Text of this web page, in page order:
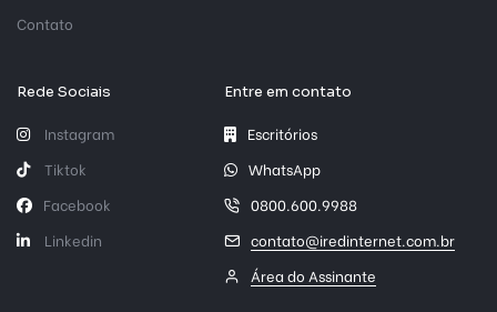
Contato
Rede Sociais
Instagram
Tiktok
Facebook
Linkedin
Entre em contato
Escritórios
WhatsApp
0800.600.9988
contato@iredinternet.com.br
Área do Assinante